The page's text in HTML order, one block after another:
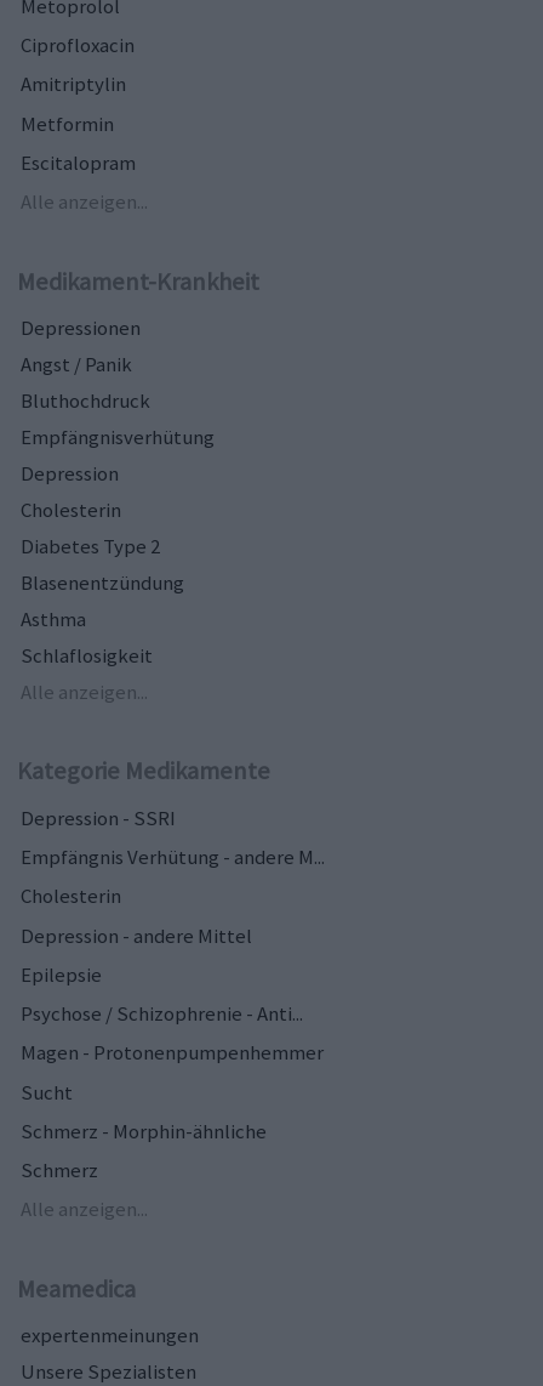
Metoprolol
Ciprofloxacin
Amitriptylin
Metformin
Escitalopram
Alle anzeigen...
Medikament-Krankheit
Depressionen
Angst / Panik
Bluthochdruck
Empfängnisverhütung
Depression
Cholesterin
Diabetes Type 2
Blasenentzündung
Asthma
Schlaflosigkeit
Alle anzeigen...
Kategorie Medikamente
Depression - SSRI
Empfängnis Verhütung - andere M...
Cholesterin
Depression - andere Mittel
Epilepsie
Psychose / Schizophrenie - Anti...
Magen - Protonenpumpenhemmer
Sucht
Schmerz - Morphin-ähnliche
Schmerz
Alle anzeigen...
Meamedica
expertenmeinungen
Unsere Spezialisten